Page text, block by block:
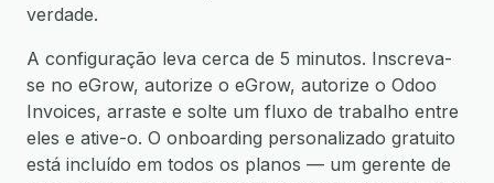
verdade.
A configuração leva cerca de 5 minutos. Inscreva-
se no eGrow, autorize o eGrow, autorize o Odoo
Invoices, arraste e solte um fluxo de trabalho entre
eles e ative-o. O onboarding personalizado gratuito
está incluído em todos os planos — um gerente de